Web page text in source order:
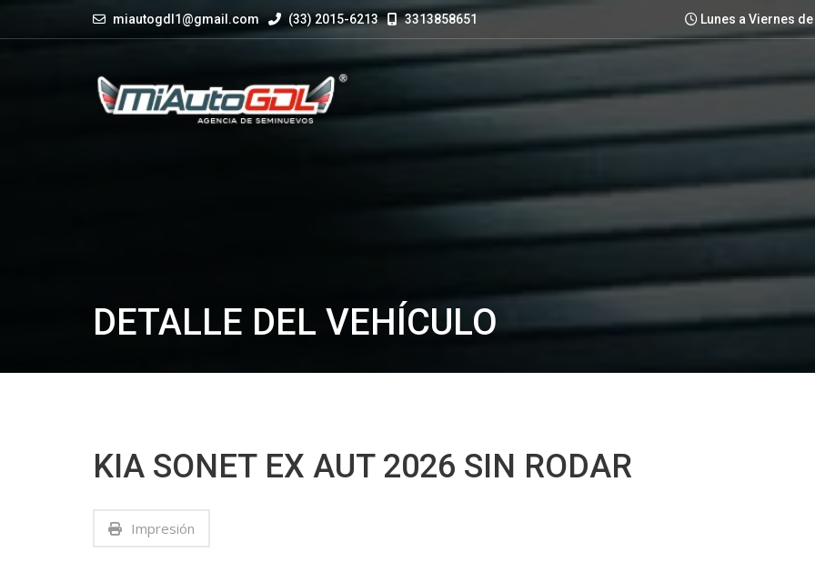
miautogdl1@gmail.com (33) 2015-6213 3313858651 Lunes a Viernes
DETALLE DEL VEHÍCULO
KIA SONET EX AUT 2026 SIN RODAR
Impresión